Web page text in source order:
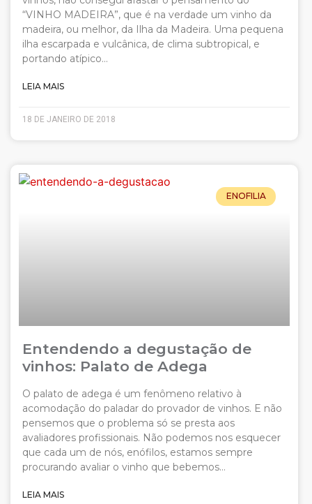
“VINHO MADEIRA”, que é na verdade um vinho da
madeira, ou melhor, da Ilha da Madeira. Uma pequena
ilha escarpada e vulcânica, de clima subtropical, e
portando atípico…
LEIA MAIS
18 DE JANEIRO DE 2018
ENOFILIA
Entendendo a degustação de
vinhos: Palato de Adega
O palato de adega é um fenômeno relativo à
acomodação do paladar do provador de vinhos. E não
pensemos que o problema só se presta aos
avaliadores profissionais. Não podemos nos esquecer
que cada um de nós, enófilos, estamos sempre
procurando avaliar o vinho que bebemos…
LEIA MAIS